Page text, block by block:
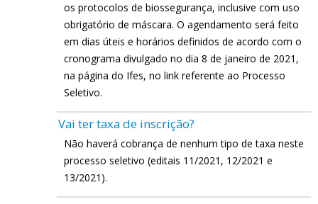
os protocolos de biossegurança, inclusive com uso
obrigatório de máscara. O agendamento será feito
em dias úteis e horários definidos de acordo com o
cronograma divulgado no dia 8 de janeiro de 2021,
na página do Ifes, no link referente ao Processo
Seletivo.
Vai ter taxa de inscrição?
Não haverá cobrança de nenhum tipo de taxa neste
processo seletivo (editais 11/2021, 12/2021 e
13/2021).